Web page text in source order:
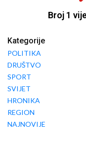
Broj 1
Kategorije
POLITIKA
DRUŠTVO
SPORT
SVIJET
HRONIKA
REGION
NAJNOVIJE